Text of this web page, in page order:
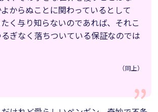
からぬことに関わっているとして
く与り知らないのであれば、それこ
ぎなく落ちついている保証なのでは
（同上）